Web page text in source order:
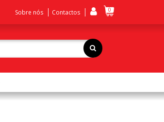
Sobre nós Contactos 0